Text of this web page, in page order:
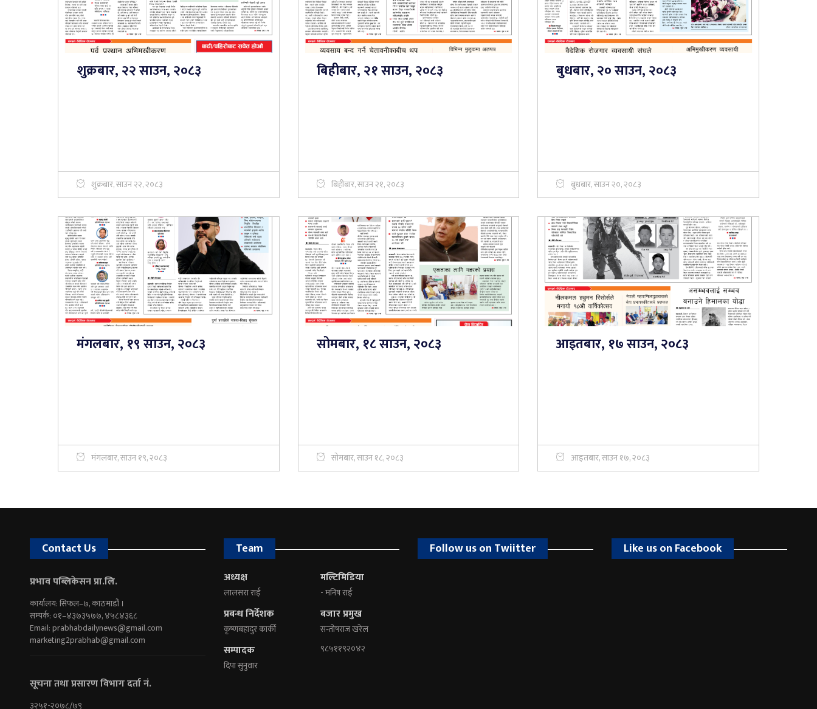
शुक्रबार, २२ साउन, २०८३
शुक्रबार, साउन २२, २०८३
बिहीबार, २१ साउन, २०८३
बिहीबार, साउन २१, २०८३
बुधबार, २० साउन, २०८३
बुधबार, साउन २०, २०८३
मंगलबार, १९ साउन, २०८३
मंगलबार, साउन १९, २०८३
सोमबार, १८ साउन, २०८३
सोमबार, साउन १८, २०८३
आइतबार, १७ साउन, २०८३
आइतबार, साउन १७, २०८३
Contact Us
प्रभाव पब्लिकेसन प्रा.लि.
कार्यालय: सिफल–७, काठमाडौं ।
सम्पर्क: ०१–४३७३५७७, ४५८४३६८
Email:prabhabdailynews@gmail.com
marketing2prabhab@gmail.com
सूचना तथा प्रसारण विभाग दर्ता नं.
३२५१-२०७८/७९
Team
अध्यक्ष
लालसरा राई
प्रबन्ध निर्देशक
कृष्णबहादुर कार्की
सम्पादक
दिपा सुनुवार
मल्टिमिडिया
- मनिष राई
बजार प्रमुख
सन्तोषराज खरेल
९८५११९२०४२
Follow us on Twiitter Like us on Facebook